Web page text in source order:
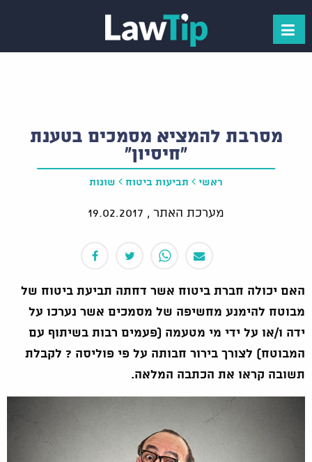
מסרבת להמציא מסמכים בטענת
"חיסיון"
ראשי תביעות ביטוח שונות
מערכת האתר , 19.02.2017
האם יכולה חברת ביטוח אשר דחתה תביעת ביטוח של
מבוטח להימנע מחשיפה של מסמכים אשר נערכו על
ידה ו/או על ידי מי מטעמה (פעמים רבות בשיתוף עם
המבוטח) לצורך בירור חבותה על פי פוליסה ? לקבלת
תשובה קראו את הכתבה המלאה.